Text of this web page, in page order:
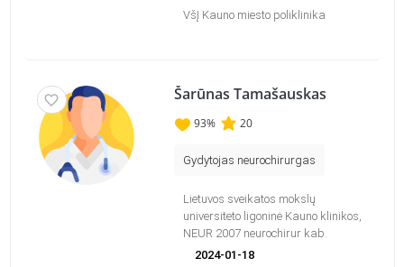
VšĮ Kauno miesto poliklinika
Šarūnas Tamašauskas
93% 20
Gydytojas neurochirurgas
Lietuvos sveikatos mokslų
universiteto ligoninė Kauno klinikos,
NEUR 2007 neurochirur kab.
2024-01-18